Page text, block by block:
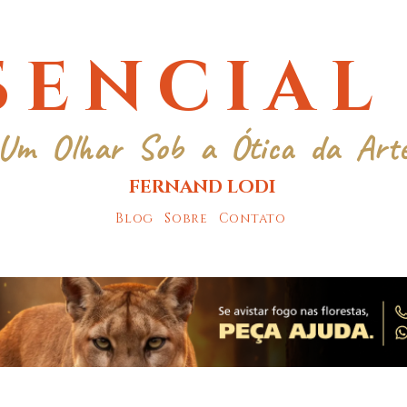
Olhar Sob a Ótica da
FERNAND LODI
Blog Sobre Contato